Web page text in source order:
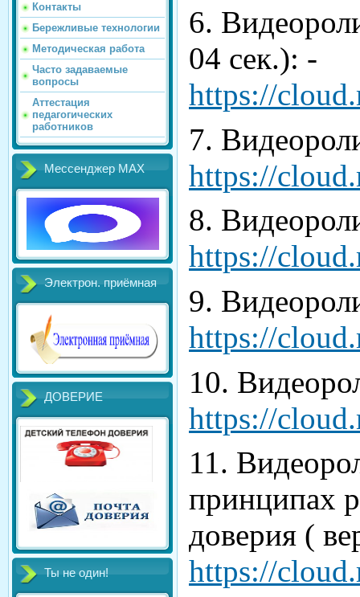
Контакты
Бережливые технологии
Методическая работа
Часто задаваемые
вопросы
Аттестация
педагогических
работников
Мессенджер МАХ
Электрон. приёмная
ДОВЕРИЕ
Ты не один!
6.
04 сек.): -
https://
7.
https://
8.
https://
9.
https://
10.
https://
11.
принципах
доверия (
https://